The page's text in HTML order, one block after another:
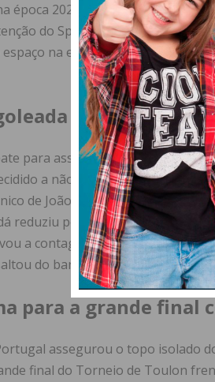
época 2022/23. O talento precoce
do Sporting CP, clube que
na equipa B e na formação
das Quinas
para assegurar o primeiro
a não facilitar. Aos 14
de João Rego (9′ e 14′) e de um
reduziu por Sergei Kozlovskiy
a contagem para 4-1 escassos
do banco para fechar a
para a grande final
assegurou o topo isolado
final do Torneio de Toulon